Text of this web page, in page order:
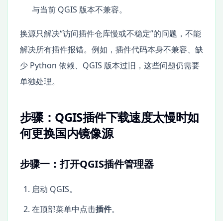
与当前 QGIS 版本不兼容。
换源只解决“访问插件仓库慢或不稳定”的问题，不能
解决所有插件报错。例如，插件代码本身不兼容、缺
少 Python 依赖、QGIS 版本过旧，这些问题仍需要
单独处理。
步骤：QGIS插件下载速度太慢时如
何更换国内镜像源
步骤一：打开QGIS插件管理器
启动 QGIS。
在顶部菜单中点击插件。